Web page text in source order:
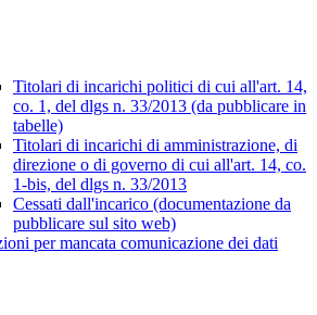
Titolari di incarichi politici di cui all'art. 14,
co. 1, del dlgs n. 33/2013 (da pubblicare in
tabelle)
Titolari di incarichi di amministrazione, di
direzione o di governo di cui all'art. 14, co.
1-bis, del dlgs n. 33/2013
Cessati dall'incarico (documentazione da
pubblicare sul sito web)
per mancata comunicazione dei dati